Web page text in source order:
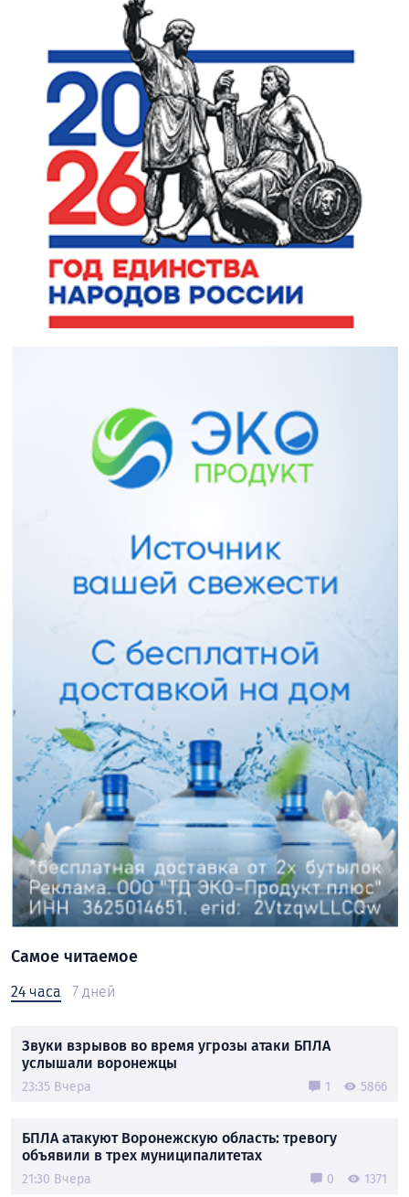
Самое читаемое
24 часа 7 дней
Звуки взрывов во время угрозы атаки БПЛА
услышали воронежцы
23:35 Вчера 1 5866
БПЛА атакуют Воронежскую область: тревогу
объявили в трех муниципалитетах
21:30 Вчера 0 1371